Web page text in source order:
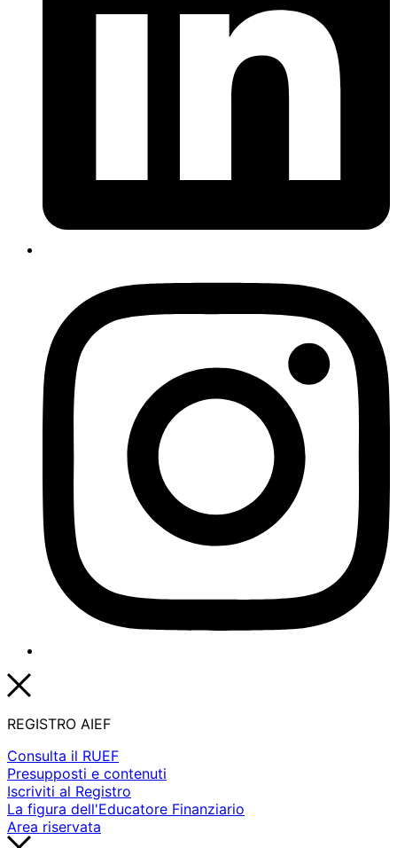
REGISTRO AIEF
Consulta il RUEF
Presupposti e contenuti
Iscriviti al Registro
La figura dell'Educatore Finanziario
Area riservata